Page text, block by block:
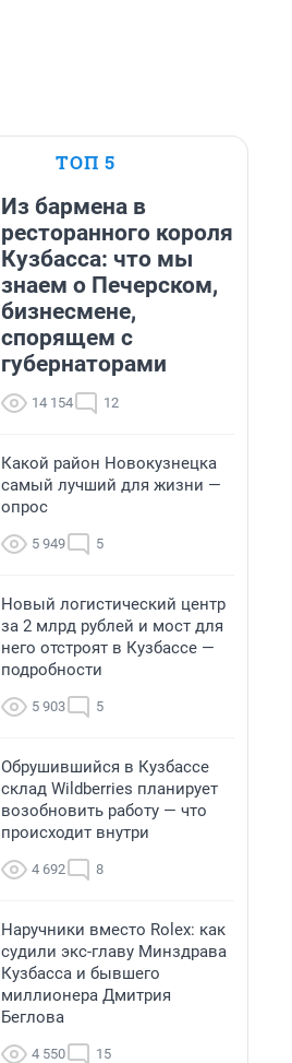
ТОП 5
Из бармена в
ресторанного короля
Кузбасса: что мы
знаем о Печерском,
бизнесмене,
спорящем с
губернаторами
14 154 12
Какой район Новокузнецка
самый лучший для жизни —
опрос
5 949 5
Новый логистический центр
за 2 млрд рублей и мост для
него отстроят в Кузбассе —
подробности
5 903 5
Обрушившийся в Кузбассе
склад Wildberries планирует
возобновить работу — что
происходит внутри
4 692 8
Наручники вместо Rolex: как
судили экс-главу Минздрава
Кузбасса и бывшего
миллионера Дмитрия
Беглова
4 550 15